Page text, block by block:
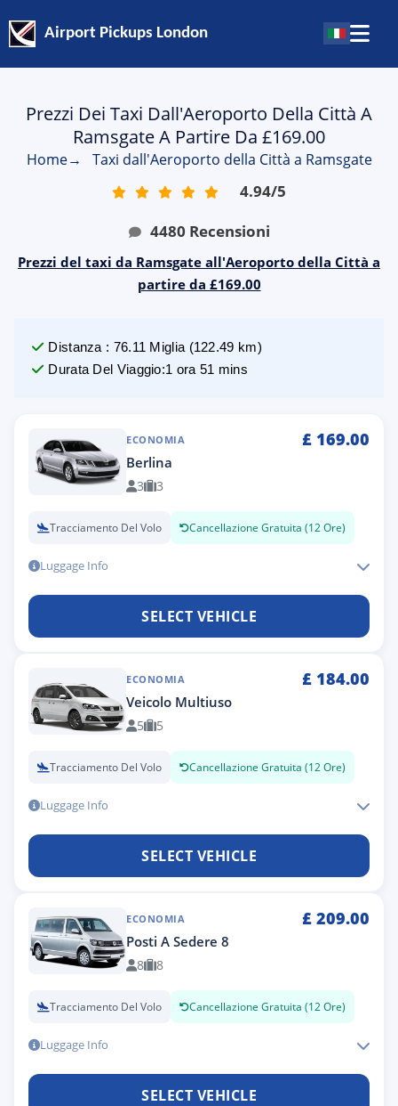
Airport Pickups London
Prezzi Dei Taxi Dall'Aeroporto Della Città A
Ramsgate A Partire Da £169.00
Home→ Taxi dall'Aeroporto della Città a Ramsgate
4.94/5
4480 Recensioni
Prezzi del taxi da Ramsgate all'Aeroporto della Città a
partire da £169.00
Distanza : 76.11 Miglia (122.49 km)
Durata Del Viaggio:1 ora 51 mins
ECONOMIA £ 169.00
Berlina
3 3
Tracciamento Del Volo Cancellazione Gratuita (12 Ore)
Luggage Info
SELECT VEHICLE
ECONOMIA £ 184.00
Veicolo Multiuso
5 5
Tracciamento Del Volo Cancellazione Gratuita (12 Ore)
Luggage Info
SELECT VEHICLE
ECONOMIA £ 209.00
Posti A Sedere 8
8 8
Tracciamento Del Volo Cancellazione Gratuita (12 Ore)
Luggage Info
SELECT VEHICLE